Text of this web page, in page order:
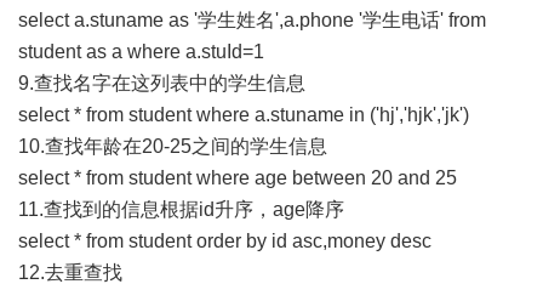
select a.stuname as '学生姓名',a.phone '学生电话' from
student as a where a.stuId=1
9.查找名字在这列表中的学生信息
select * from student where a.stuname in ('hj','hjk','jk')
10.查找年龄在20-25之间的学生信息
select * from student where age between 20 and 25
11.查找到的信息根据id升序，age降序
select * from student order by id asc,money desc
12.去重查找